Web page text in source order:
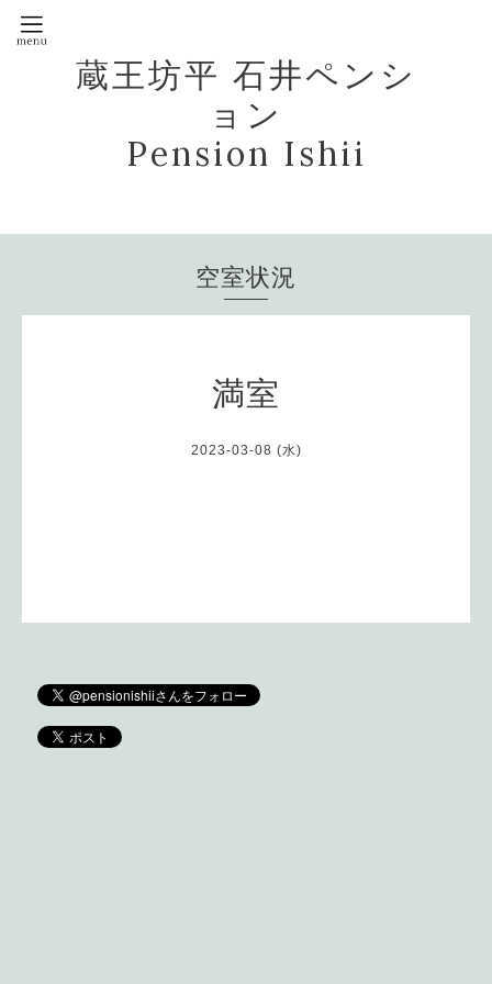
蔵王坊平 石井ペンシ
ョン
Pension Ishii
空室状況
満室
2023-03-08 (水)